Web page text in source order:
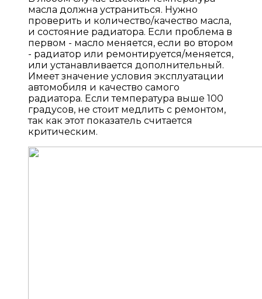
масла должна устраниться. Нужно
проверить и количество/качество масла,
и состояние радиатора. Если проблема в
первом - масло меняется, если во втором
- радиатор или ремонтируется/меняется,
или устанавливается дополнительный.
Имеет значение условия эксплуатации
автомобиля и качество самого
радиатора. Если температура выше 100
градусов, не стоит медлить с ремонтом,
так как этот показатель считается
критическим.